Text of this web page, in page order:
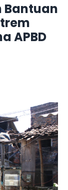
Bantuan
APBD